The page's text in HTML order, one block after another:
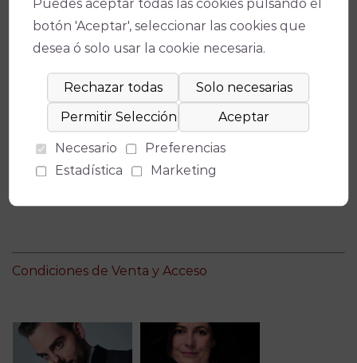
Córdoba como director invitado, orquesta a la que
le tiene un especial cariño ya que fue la primera
curso de dirección con el Maestro Manuel
Hernández Silva en el año 2010.
Condiciones de Venta y Acceso
Puedes aceptar todas las cookies pulsando el
botón 'Aceptar', seleccionar las cookies que
desea ó solo usar la cookie necesaria.
Necesario
Preferencias
Estadística
Marketing